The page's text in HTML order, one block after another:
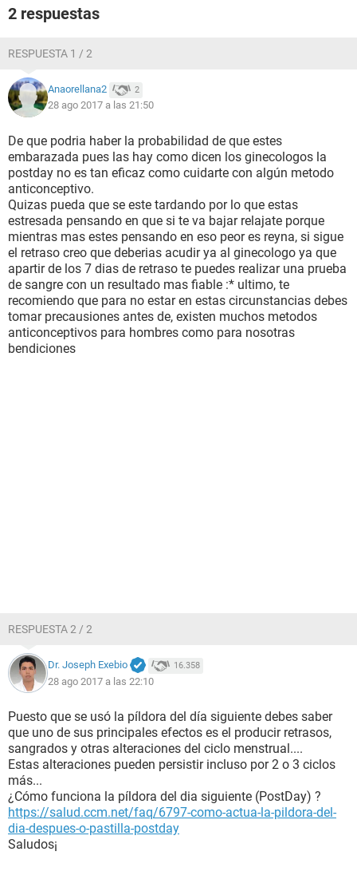
2 respuestas
RESPUESTA 1 / 2
Anaorellana2 2
28 ago 2017 a las 21:50
De que podria haber la probabilidad de que estes
embarazada pues las hay como dicen los ginecologos la
postday no es tan eficaz como cuidarte con algún metodo
anticonceptivo.
Quizas pueda que se este tardando por lo que estas
estresada pensando en que si te va bajar relajate porque
mientras mas estes pensando en eso peor es reyna, si sigue
el retraso creo que deberias acudir ya al ginecologo ya que
apartir de los 7 dias de retraso te puedes realizar una prueba
de sangre con un resultado mas fiable :* ultimo, te
recomiendo que para no estar en estas circunstancias debes
tomar precausiones antes de, existen muchos metodos
anticonceptivos para hombres como para nosotras
bendiciones
RESPUESTA 2 / 2
Dr. Joseph Exebio 16.358
28 ago 2017 a las 22:10
Puesto que se usó la píldora del día siguiente debes saber
que uno de sus principales efectos es el producir retrasos,
sangrados y otras alteraciones del ciclo menstrual....
Estas alteraciones pueden persistir incluso por 2 o 3 ciclos
más...
¿Cómo funciona la píldora del dia siguiente (PostDay) ?
https://salud.ccm.net/faq/6797-como-actua-la-pildora-del-
dia-despues-o-pastilla-postday
Saludos¡